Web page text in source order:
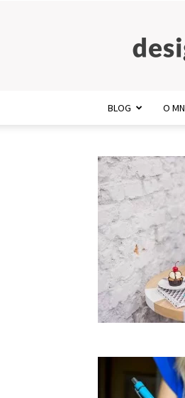
Your
Life
BLOG O